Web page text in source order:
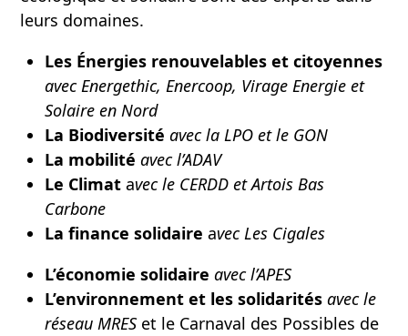
leurs domaines.
Les Énergies renouvelables et citoyennes
avec Energethic, Enercoop, Virage Energie et
Solaire en Nord
La Biodiversité avec la LPO et le GON
La mobilité avec l’ADAV
Le Climat avec le CERDD et Artois Bas
Carbone
La finance solidaire avec Les Cigales
L’économie solidaire avec l’APES
L’environnement et les solidarités avec le
réseau MRES et le Carnaval des Possibles de